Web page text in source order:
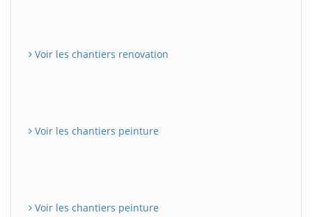
Voir les chantiers renovation
Voir les chantiers peinture
Voir les chantiers peinture